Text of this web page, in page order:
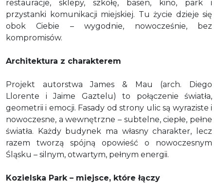
restauracje, sklepy, szkołę, basen, kino, park i
przystanki komunikacji miejskiej. Tu życie dzieje się
obok Ciebie – wygodnie, nowocześnie, bez
kompromisów.
Architektura z charakterem
Projekt autorstwa James & Mau (arch. Diego
Llorente i Jaime Gaztelu) to połączenie światła,
geometrii i emocji. Fasady od strony ulic są wyraziste i
nowoczesne, a wewnętrzne – subtelne, ciepłe, pełne
światła. Każdy budynek ma własny charakter, lecz
razem tworzą spójną opowieść o nowoczesnym
Śląsku – silnym, otwartym, pełnym energii.
Kozielska Park – miejsce, które łączy